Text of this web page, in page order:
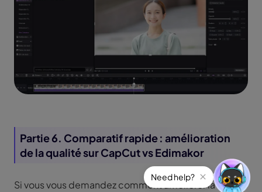
Partie 6. Comparatif rapide : amélioration
de la qualité sur CapCut vs Edimakor
Si vous vous demandez comment améliorer la qualité